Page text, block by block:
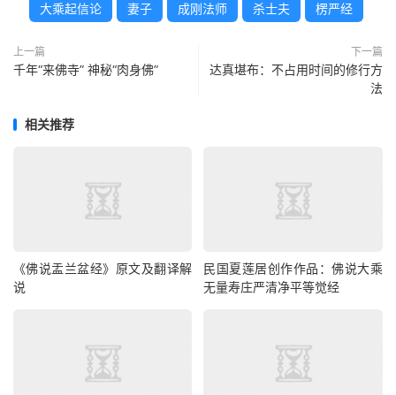
大乘起信论 妻子 成刚法师 杀士夫 楞严经
上一篇
千年“来佛寺” 神秘“肉身佛”
下一篇
达真堪布：不占用时间的修行方
法
相关推荐
《佛说盂兰盆经》原文及翻译解
说
民国夏莲居创作作品：佛说大乘
无量寿庄严清净平等觉经